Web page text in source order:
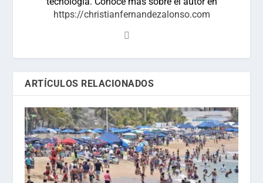
https://christianfernandezalonso.com
ARTÍCULOS RELACIONADOS